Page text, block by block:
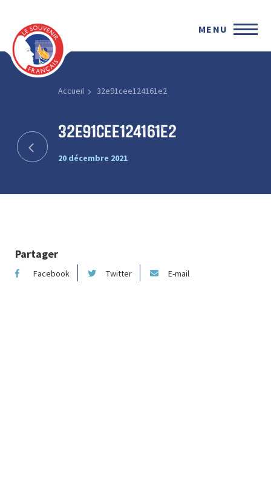
MENU
Accueil 32e91cee124161e2
32e91cee124161e2
20 décembre 2021
Partager
Facebook Twitter E-mail